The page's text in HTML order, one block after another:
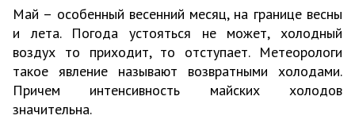
Май – особенный весенний месяц, на границе весны
и лета. Погода устояться не может, холодный
воздух то приходит, то отступает. Метеорологи
такое явление называют возвратными холодами.
Причем интенсивность майских холодов
значительна.